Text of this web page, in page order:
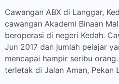
Cawangan ABX di Langgar,
cawangan Akademi Binaan
beroperasi di negeri Kedah.
Jun 2017 dan jumlah pelajar
mencapai hampir seribu
terletak di Jalan Aman, Pekan